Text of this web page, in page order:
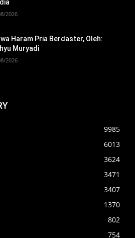
2026
Haram Pria Berdaster, Oleh:
Muryadi
2026
9985
6013
3624
3471
3407
1370
802
754